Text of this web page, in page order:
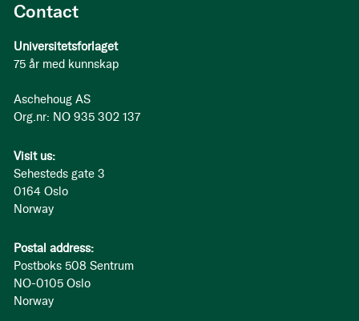
Contact
Universitetsforlaget
75 år med kunnskap
Aschehoug AS
Org.nr: NO 935 302 137
Visit us:
Sehesteds gate 3
0164 Oslo
Norway
Postal address:
Postboks 508 Sentrum
NO-0105 Oslo
Norway